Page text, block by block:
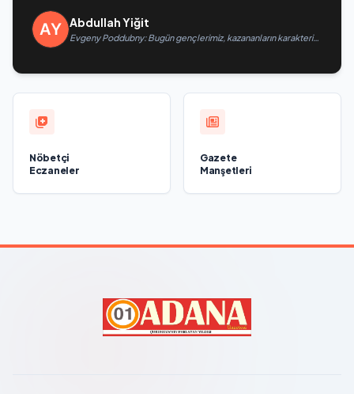
Abdullah Yiğit
Evgeny Poddubny: Bugün gençlerimiz, kazananların karakterini
Nöbetçi
Eczaneler
Gazete
Manşetleri